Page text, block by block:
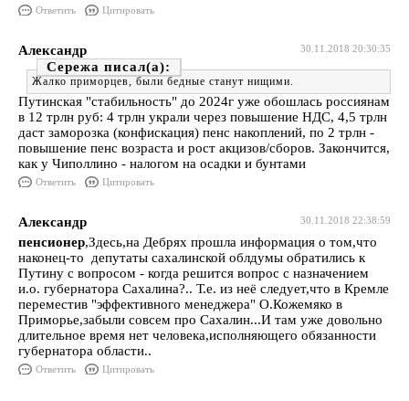
Ответить Цитировать
30.11.2018 20:30:35
Александр
Сережа
Жалко приморцев, были бедные станут нищими.
Путинская "стабильность" до 2024г уже обошлась россиянам
в 12 трлн руб: 4 трлн украли через повышение НДС, 4,5 трлн
даст заморозка (конфискация) пенс накоплений, по 2 трлн -
повышение пенс возраста и рост акцизов/сборов. Закончится,
как у Чиполлино - налогом на осадки и бунтами
Ответить Цитировать
30.11.2018 22:38:59
Александр
пенсионер,Здесь,на Дебрях прошла информация о том,что
наконец-то депутаты сахалинской облдумы обратились к
Путину с вопросом - когда решится вопрос с назначением
и.о. губернатора Сахалина?.. Т.е. из неё следует,что в Кремле
переместив "эффективного менеджера" О.Кожемяко в
Приморье,забыли совсем про Сахалин...И там уже довольно
длительное время нет человека,исполняющего обязанности
губернатора области..
Ответить Цитировать